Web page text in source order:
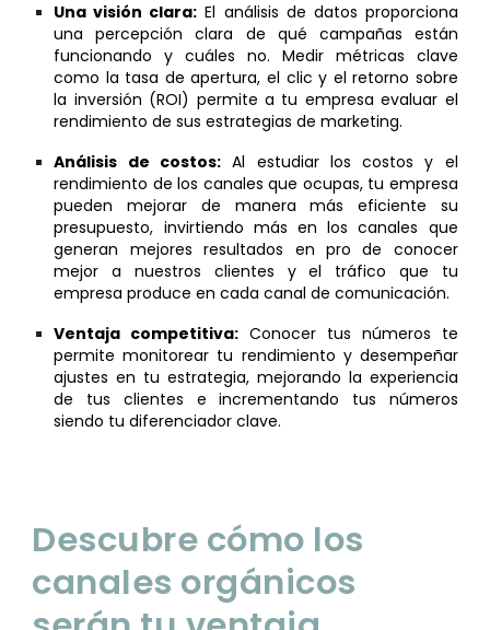
Una visión clara: El análisis de datos proporciona
una percepción clara de qué campañas están
funcionando y cuáles no. Medir métricas clave
como la tasa de apertura, el clic y el retorno sobre
la inversión (ROI) permite a tu empresa evaluar el
rendimiento de sus estrategias de marketing.
Análisis de costos: Al estudiarlos costos y el
rendimiento de los canales que ocupas, tu empresa
pueden mejorar de manera más eficiente su
presupuesto, invirtiendo más en los canales que
generan mejores resultados en pro de conocer
mejor a nuestros clientes y el tráfico que tu
empresa produce en cada canal de comunicación.
Ventaja competitiva: Conocer tus números te
permite monitorear tu rendimiento y desempeñar
ajustes en tu estrategia, mejorando la experiencia
de tus clientes e incrementando tus números
siendo tu diferenciador clave.
Descubre cómo los
canales orgánicos